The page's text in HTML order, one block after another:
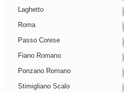
Laghetto
Roma
Passo Corese
Fiano Romano
Ponzano Romano
Stimigliano Scalo